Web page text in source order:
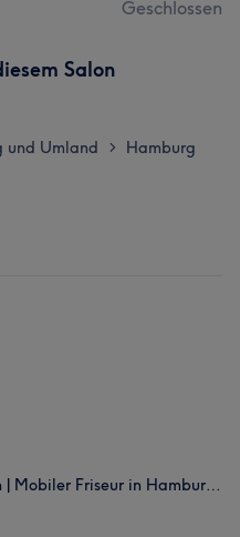
Geschlossen
Salon
und Umland > Hamburg
Friseurmeister Sebastian Teetzen | Mobiler Friseur in Hamburg & Salontermine in Bramfeld